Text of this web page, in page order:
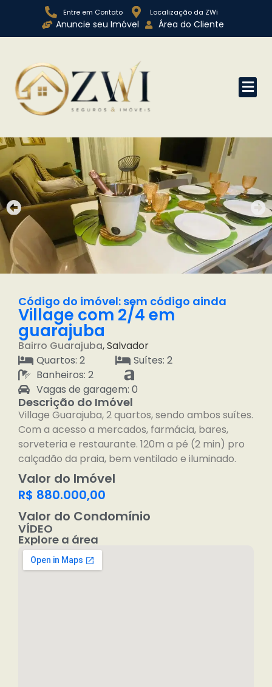
Entre em Contato Localização da ZWi
Anuncie seu Imóvel Área do Cliente
Código do imóvel: sem código ainda
Village com 2/4 em
guarajuba
Bairro Guarajuba, Salvador
Quartos: 2
Suítes: 2
Banheiros: 2
Vagas de garagem: 0
Descrição do Imóvel
Village Guarajuba, 2 quartos, sendo ambos suítes.
Com a acesso a mercados, farmácia, bares,
sorveteria e restaurante. 120m a pé (2 min) pro
calçadão da praia, bem ventilado e iluminado.
Valor do Imóvel
R$ 880.000,00
Valor do Condomínio
VÍDEO
Explore a área